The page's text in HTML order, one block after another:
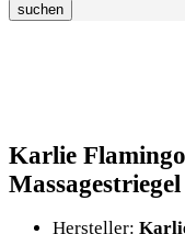
suchen
Karlie
Massagestriegel
Hersteller: